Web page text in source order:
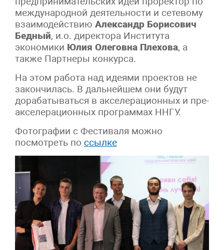
международной деятельности и сетевому
взаимодействию Александр Борисович
Бедный, и.о. директора Института
экономики Юлия Олеговна Плехова, а
также Партнеры конкурса.
На этом работа над идеями проектов не
закончилась. В дальнейшем они будут
дорабатываться в акселерационных и пре-
акселерационных программах ННГУ.
Фотографии с Фестиваля можно
посмотреть по ссылке